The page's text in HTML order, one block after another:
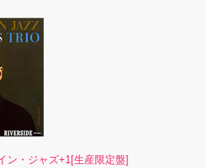
ン・ジャズ+1[生産限定盤]